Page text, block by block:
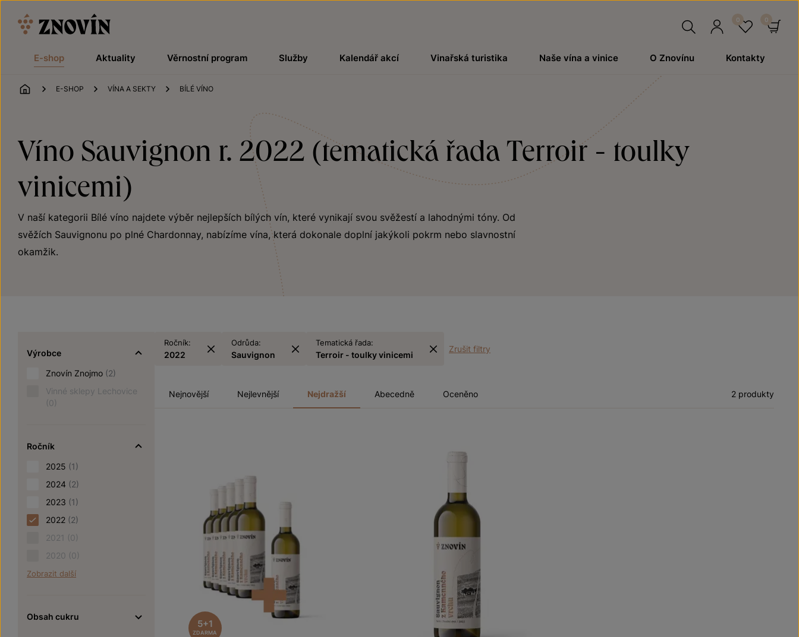
E-shop Aktuality Věrnostní program Služby Kalendář akcí Vinařská turistika Naše vína a vinice O Znovínu Kontakty
ÚVOD
E-SHOP VÍNA A SEKTY BÍLÉ VÍNO
Víno Sauvignon r. 2022 (tematická řada Terroir - toulky
vinicemi)
V naší kategorii Bílé víno najdete výběr nejlepších bílých vín, které vynikají svou svěžestí a lahodnými tóny. Od
svěžích Sauvignonu po plné Chardonnay, nabízíme vína, která dokonale doplní jakýkoli pokrm nebo slavnostní
okamžik.
Výrobce
Znovín Znojmo (2)
Vinné sklepy Lechovice
(0)
Ročník
2025 (1)
2024 (2)
2023 (1)
2022 (2)
2021 (0)
2020 (0)
Zobrazit další
Obsah cukru
Ročník:
2022
Odrůda:
Sauvignon
Tematická řada:
Terroir - toulky vinicemi
Zrušit filtry
Nejnovější Nejlevnější Nejdražší Abecedně Oceněno 2 produkty
5+1
ZDARMA